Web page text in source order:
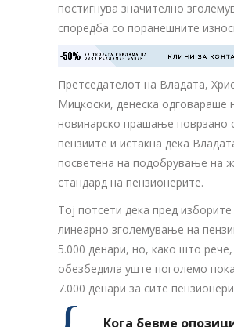
постигнува значително
споредба со поранешните
-50% ЗА ТВОЈАТА РЕКЛАМА НА
ОВОЈ РЕКЛАМЕН БАНЕР КЛИНИ ЗА
Претседателот на Владата,
Мицкоски, денеска одговараше
новинарско прашање поврзано
пензиите и истакна дека
посветена на подобрување на
стандард на пензионерите.
Тој потсети дека пред
линеарно зголемување на
5.000 денари, но, како што
обезбедила уште поголемо
7.000 денари за сите
Кога бевме